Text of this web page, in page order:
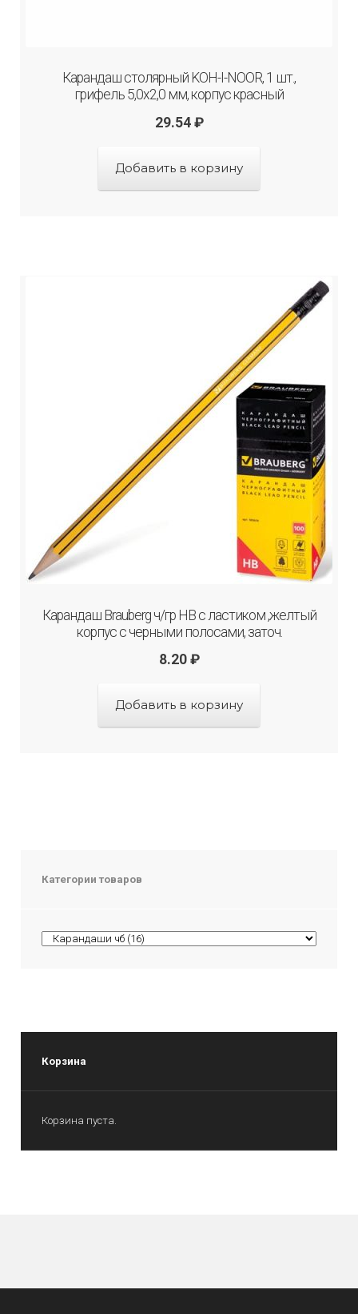
Карандаш столярный KOH-I-NOOR, 1 шт.,
грифель 5,0х2,0 мм, корпус красный
29.54 ₽
Добавить в корзину
Карандаш Brauberg ч/гр HB с ластиком ,желтый
корпус с черными полосами, заточ.
8.20 ₽
Добавить в корзину
Категории товаров
Корзина
Корзина пуста.